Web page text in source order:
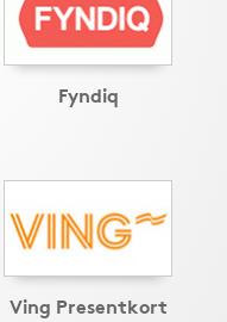
Fyndiq
Ving Presentkort